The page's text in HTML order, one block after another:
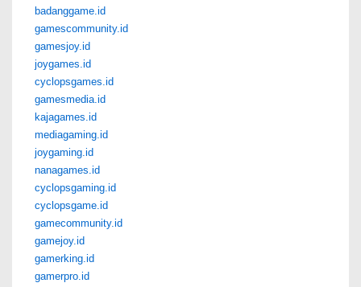
badanggame.id
gamescommunity.id
gamesjoy.id
joygames.id
cyclopsgames.id
gamesmedia.id
kajagames.id
mediagaming.id
joygaming.id
nanagames.id
cyclopsgaming.id
cyclopsgame.id
gamecommunity.id
gamejoy.id
gamerking.id
gamerpro.id